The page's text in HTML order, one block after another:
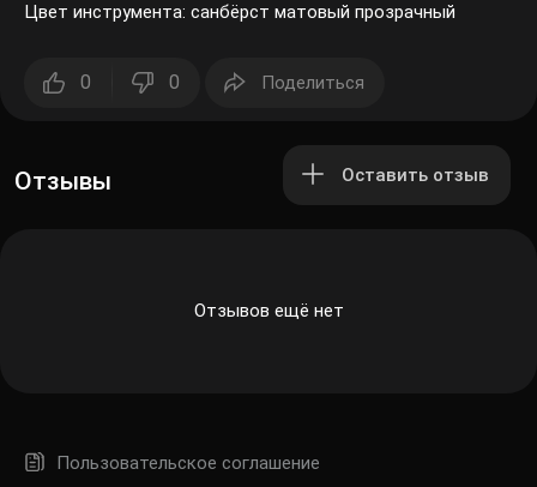
Цвет инструмента: санбёрст матовый прозрачный
0 0 Поделиться
Отзывы Оставить отзыв
Отзывов ещё нет
Пользовательское соглашение